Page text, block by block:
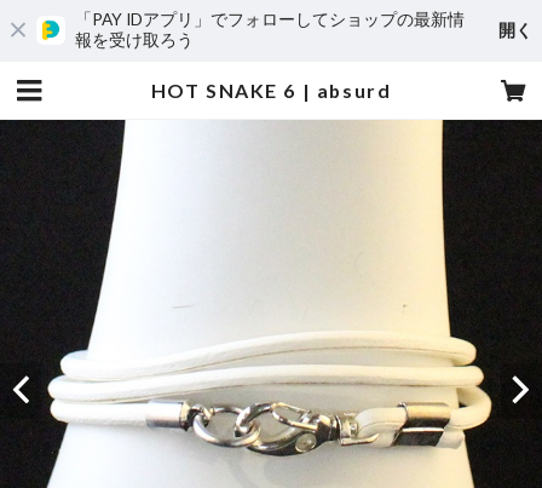
「PAY IDアプリ」でフォローしてショップの最新情
報を受け取ろう
開く
HOT SNAKE 6 | absurd